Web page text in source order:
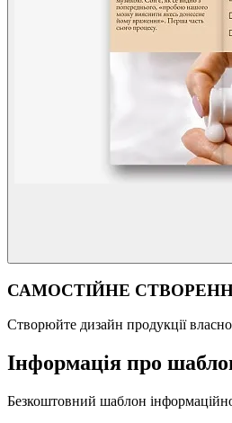
САМОСТІЙНЕ СТВОРЕННЯ
Створюйте дизайн продукції
Інформація про
Безкоштовний шаблон